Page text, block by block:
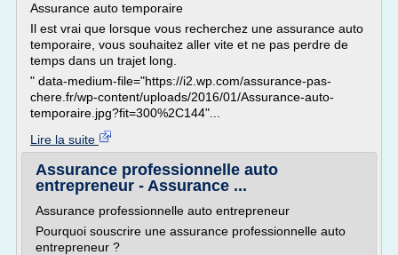
Assurance auto temporaire
Il est vrai que lorsque vous recherchez une assurance auto
temporaire, vous souhaitez aller vite et ne pas perdre de
temps dans un trajet long.
" data-medium-file="https://i2.wp.com/assurance-pas-
chere.fr/wp-content/uploads/2016/01/Assurance-auto-
temporaire.jpg?fit=300%2C144"...
Lire la suite
Assurance professionnelle auto
entrepreneur - Assurance ...
Assurance professionnelle auto entrepreneur
Pourquoi souscrire une assurance professionnelle auto
entrepreneur ?